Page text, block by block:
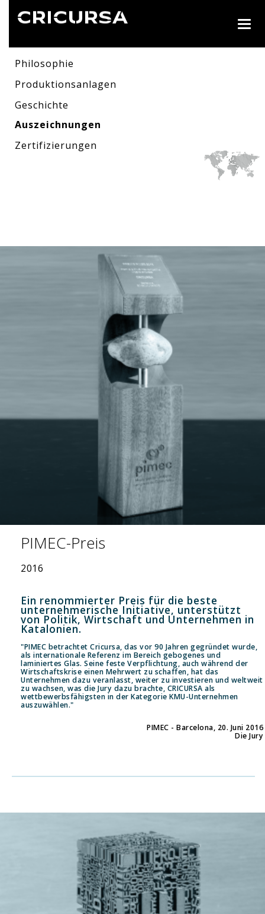
Philosophie
Produktionsanlagen
Geschichte
Auszeichnungen
Zertifizierungen
PIMEC-Preis
2016
Ein renommierter Preis für die beste
unternehmerische Initiative, unterstützt
von Politik, Wirtschaft und Unternehmen in
Katalonien.
"PIMEC betrachtet Cricursa, das vor 90 Jahren gegründet wurde,
als internationale Referenz im Bereich gebogenes und
laminiertes Glas. Seine feste Verpflichtung, auch während der
Wirtschaftskrise einen Mehrwert zu schaffen, hat das
Unternehmen dazu veranlasst, weiter zu investieren und weltweit
zu wachsen, was die Jury dazu brachte, CRICURSA als
wettbewerbsfähigsten in der Kategorie KMU-Unternehmen
auszuwählen."
PIMEC - Barcelona, 20. Juni 2016
Die Jury